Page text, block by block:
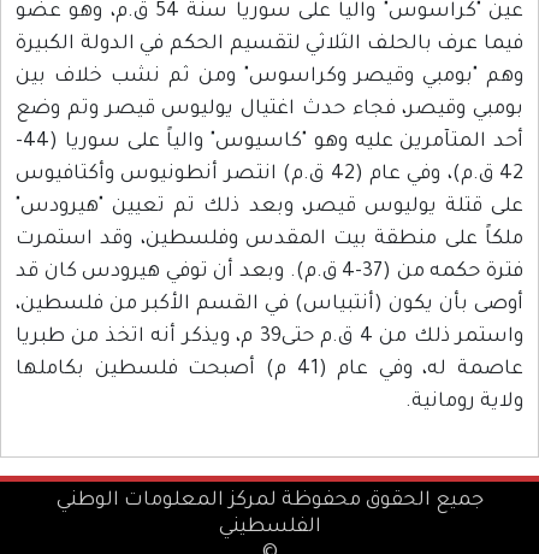
عين "كراسوس" والياً على سوريا سنة 54 ق.م، وهو عضو
فيما عرف بالحلف الثلاثي لتقسيم الحكم في الدولة الكبيرة
وهم "بومبي وقيصر وكراسوس" ومن ثم نشب خلاف بين
بومبي وقيصر، فجاء حدث اغتيال يوليوس قيصر وتم وضع
أحد المتآمرين عليه وهو "كاسيوس" والياً على سوريا (44-
42 ق.م)، وفي عام (42 ق.م) انتصر أنطونيوس وأكتافيوس
على قتلة يوليوس قيصر، وبعد ذلك تم تعيين "هيرودس"
ملكاً على منطقة بيت المقدس وفلسطين، وقد استمرت
فترة حكمه من (37-4 ق.م). وبعد أن توفي هيرودس كان قد
أوصى بأن يكون (أنتبياس) في القسم الأكبر من فلسطين،
واستمر ذلك من 4 ق.م حتى39 م، ويذكر أنه اتخذ من طبريا
عاصمة له، وفي عام (41 م) أصبحت فلسطين بكاملها
ولاية رومانية.
جميع الحقوق محفوظة لمركز المعلومات الوطني
الفلسطيني